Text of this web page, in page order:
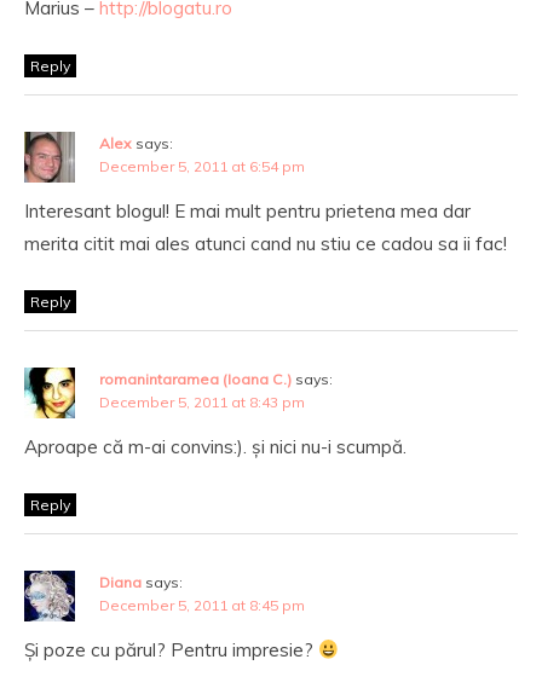
Marius – http://blogatu.ro
Reply
Alex says:
December 5, 2011 at 6:54 pm
Interesant blogul! E mai mult pentru prietena mea dar
merita citit mai ales atunci cand nu stiu ce cadou sa ii fac!
Reply
romanintaramea (Ioana C.) says:
December 5, 2011 at 8:43 pm
Aproape că m-ai convins:). și nici nu-i scumpă.
Reply
Diana says:
December 5, 2011 at 8:45 pm
Și poze cu părul? Pentru impresie?